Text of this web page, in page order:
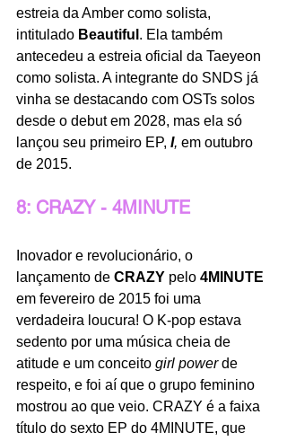
estreia da Amber como solista,
intitulado Beautiful . Ela também
antecedeu a estreia oficial da Taeyeon
como solista. A integrante do SNDS já
vinha se destacando com OSTs solos
desde o debut em 2028, mas ela só
lançou seu primeiro EP, I, em outubro
de 2015.
8: CRAZY - 4MINUTE
Inovador e revolucionário, o
lançamento de CRAZY pelo 4MINUTE
em fevereiro de 2015 foi uma
verdadeira loucura! O K-pop estava
sedento por uma música cheia de
atitude e um conceito girl power de
respeito, e foi aí que o grupo feminino
mostrou ao que veio. CRAZY é a faixa
título do sexto EP do 4MINUTE, que